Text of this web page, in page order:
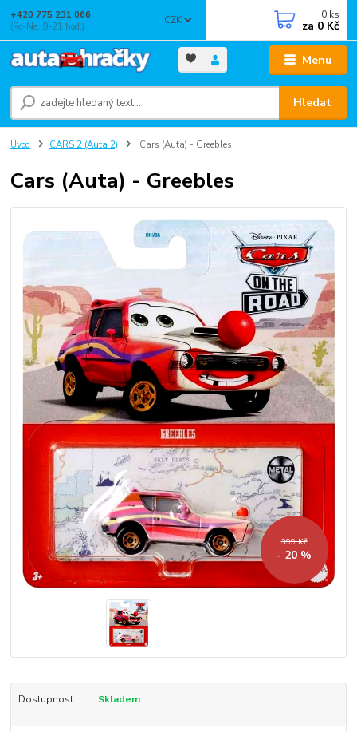
Menu
CZK
Hledat
+420 775 231 066
(Po-Ne, 9-21 hod.)
0 ks
za 0 Kč
Úvod CARS 2 (Auta 2) Cars (Auta) - Greebles
Cars (Auta) - Greebles
399 Kč
- 20 %
Dostupnost Skladem